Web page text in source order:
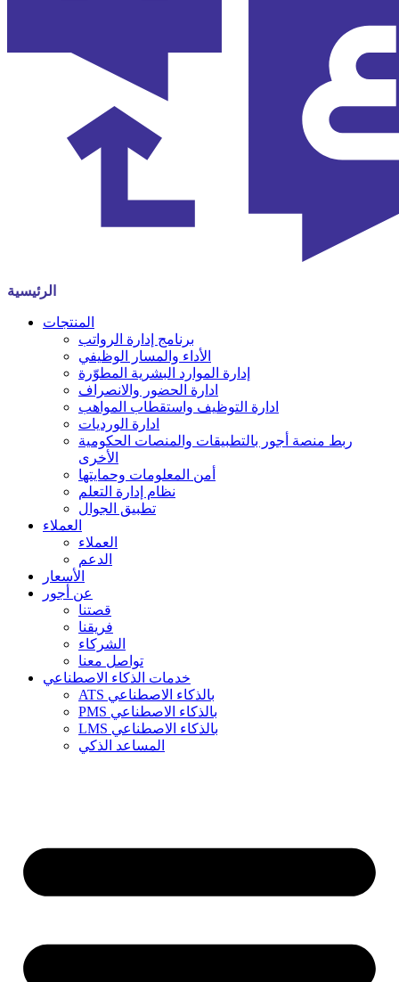
الرئيسية
المنتجات
برنامج إدارة الرواتب
الأداء والمسار الوظيفي
إدارة الموارد البشرية المطوّرة
ادارة الحضور والانصراف
ادارة التوظيف واستقطاب المواهب
ادارة الورديات
ربط منصة أجور بالتطبيقات والمنصات الحكومية
الأخرى
أمن المعلومات وحمايتها
نظام إدارة التعلم
تطبيق الجوال
العملاء
العملاء
الدعم
الأسعار
عن أجور
قصتنا
فريقنا
الشركاء
تواصل معنا
خدمات الذكاء الاصطناعي
ATS بالذكاء الاصطناعي
PMS بالذكاء الاصطناعي
LMS بالذكاء الاصطناعي
المساعد الذكي